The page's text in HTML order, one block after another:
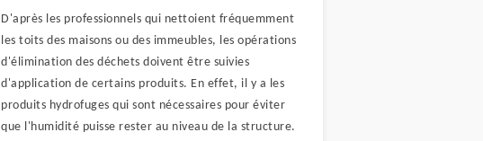
D'après les professionnels qui nettoient fréquemment
les toits des maisons ou des immeubles, les opérations
d'élimination des déchets doivent être suivies
d'application de certains produits. En effet, il y a les
produits hydrofuges qui sont nécessaires pour éviter
que l'humidité puisse rester au niveau de la structure.